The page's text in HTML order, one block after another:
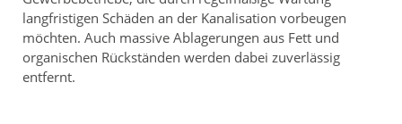
langfristigen Schäden an der Kanalisation vorbeugen
möchten. Auch massive Ablagerungen aus Fett und
organischen Rückständen werden dabei zuverlässig
entfernt.